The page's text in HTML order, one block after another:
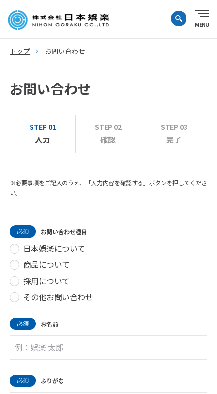
トップ お問い合わせ
お問い合わせ
STEP 01
入力
STEP 02
確認
STEP 03
完了
※必要事項をご記入のうえ、「入力内容を確認する」ボタンを押してくださ
い。
必須 お問い合わせ種目
日本娯楽について
商品について
採用について
その他お問い合わせ
必須 お名前
必須 ふりがな